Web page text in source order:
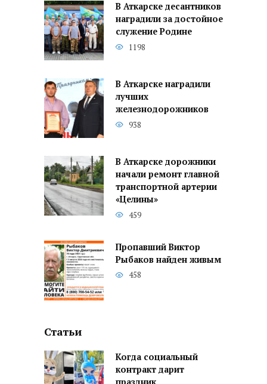
В Аткарске десантников
наградили за достойное
служение Родине
1198
В Аткарске наградили
лучших
железнодорожников
938
В Аткарске дорожники
начали ремонт главной
транспортной артерии
«Целины»
459
Пропавший Виктор
Рыбаков найден живым
458
Статьи
Когда социальный
контракт дарит